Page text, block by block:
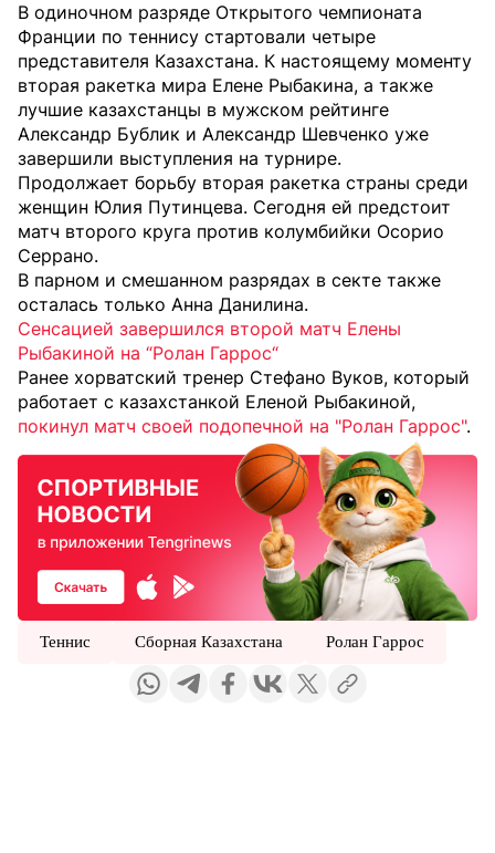
В одиночном разряде Открытого чемпионата
Франции по теннису стартовали четыре
представителя Казахстана. К настоящему моменту
вторая ракетка мира Елене Рыбакина, а также
лучшие казахстанцы в мужском рейтинге
Александр Бублик и Александр Шевченко уже
завершили выступления на турнире.
Продолжает борьбу вторая ракетка страны среди
женщин Юлия Путинцева. Сегодня ей предстоит
матч второго круга против колумбийки Осорио
Серрано.
В парном и смешанном разрядах в секте также
осталась только Анна Данилина.
Сенсацией завершился второй матч Елены
Рыбакиной на “Ролан Гаррос“
Ранее хорватский тренер Стефано Вуков, который
работает с казахстанкой Еленой Рыбакиной,
покинул матч своей подопечной на "Ролан Гаррос".
Теннис Сборная Казахстана Ролан Гаррос